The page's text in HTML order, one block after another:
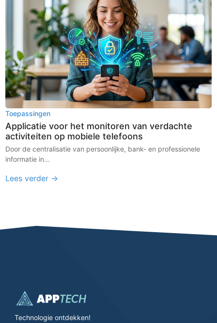
Toepassingen
Applicatie voor het monitoren van verdachte
activiteiten op mobiele telefoons
Door de centralisatie van persoonlijke, bank- en professionele
informatie in...
Lees verder →
Technologie ontdekken!